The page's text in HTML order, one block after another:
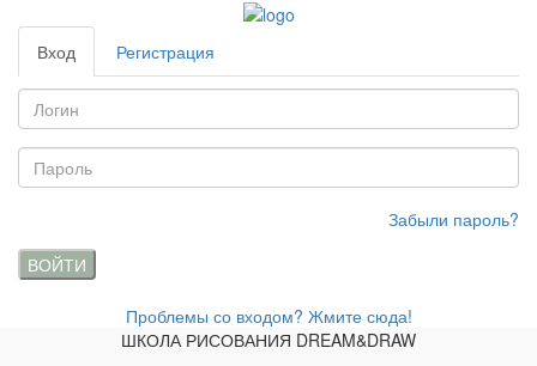
Вход Регистрация
Забыли пароль?
ВОЙТИ
Проблемы со входом? Жмите сюда!
ШКОЛА РИСОВАНИЯ DREAM&DRAW